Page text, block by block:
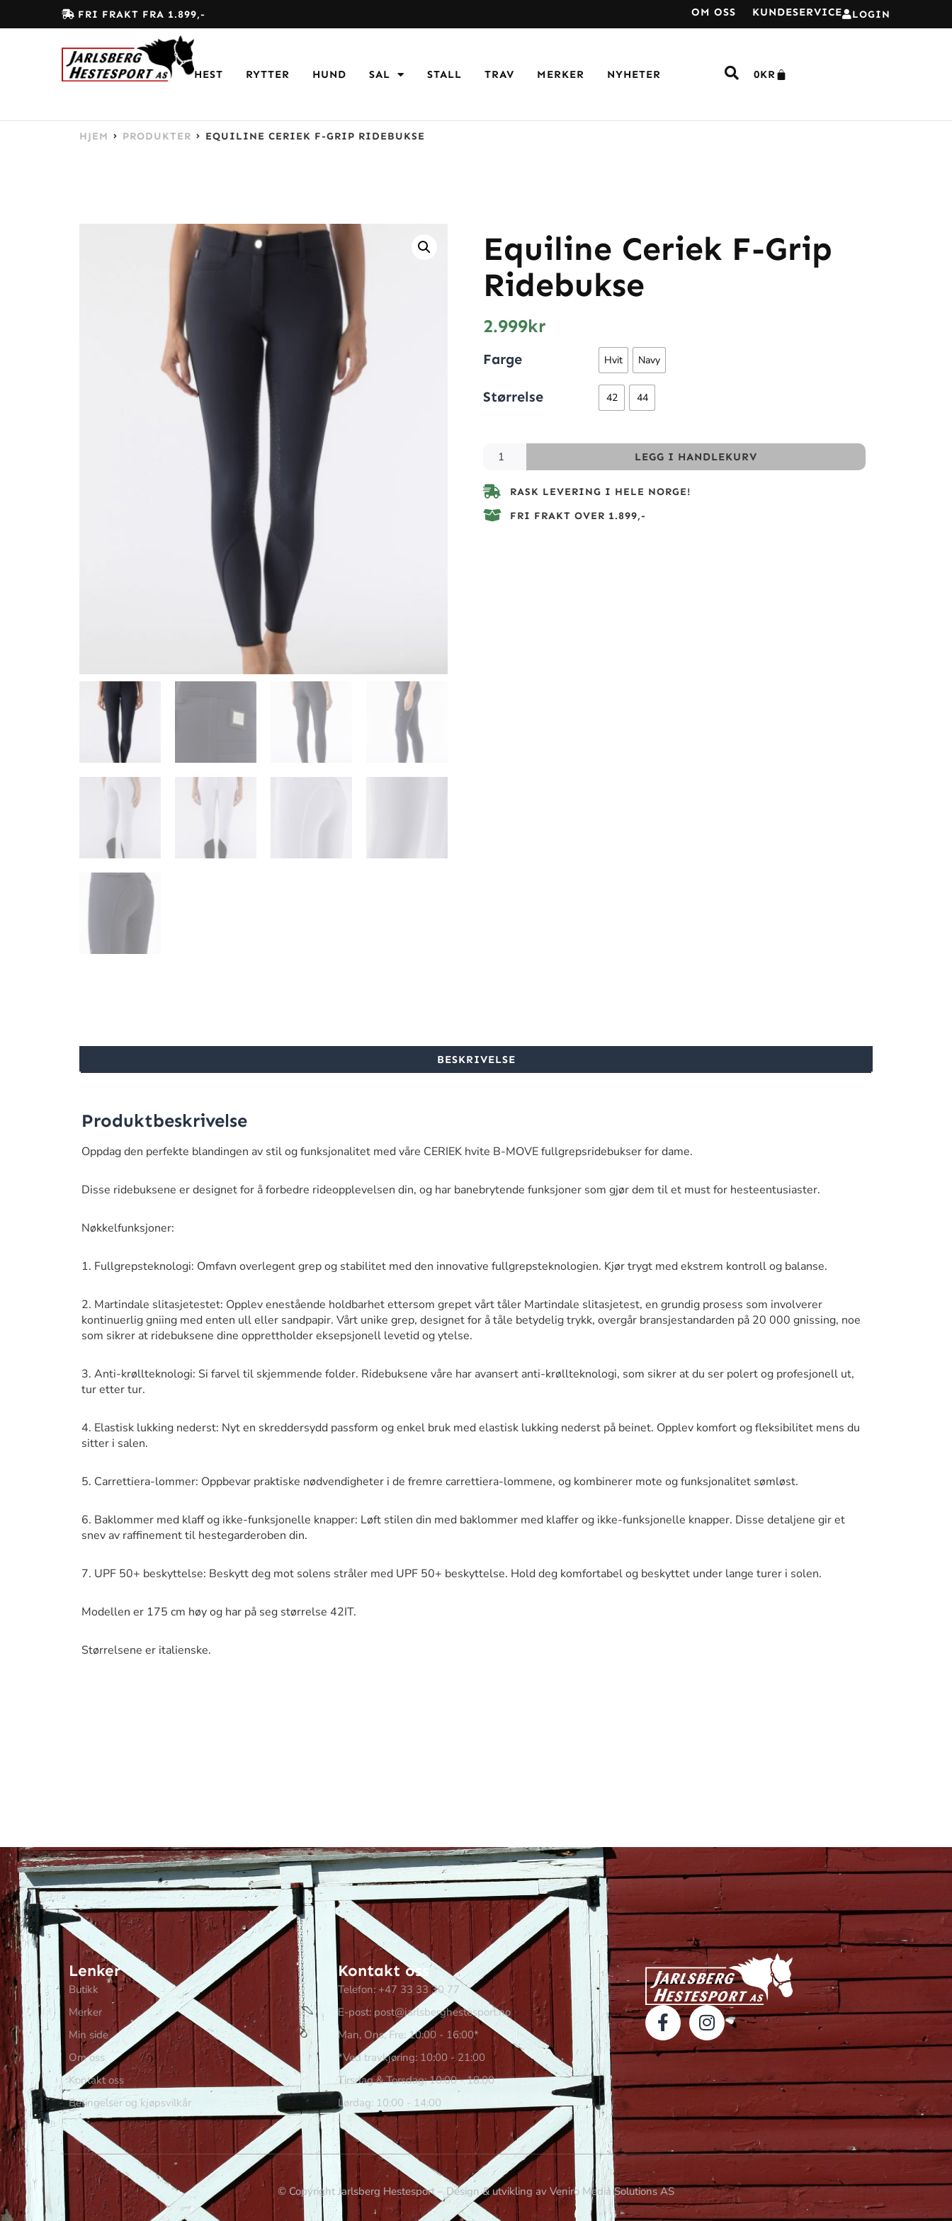
FRI FRAKT FRA 1.899,- LOGIN
OM OSS KUNDESERVICE
HEST RYTTER HUND SAL STALL TRAV MERKER NYHETER 0KR
HJEM PRODUKTER EQUILINE CERIEK F-GRIP RIDEBUKSE
Equiline Ceriek F-Grip
Ridebukse
2.999kr
Farge Hvit Navy
Størrelse 42 44
LEGG I HANDLEKURV
RASK LEVERING I HELE NORGE!
FRI FRAKT OVER 1.899,-
BESKRIVELSE
Produktbeskrivelse
Oppdag den perfekte blandingen av stil og funksjonalitet med våre CERIEK hvite B-MOVE fullgrepsridebukser for dame.
Disse ridebuksene er designet for å forbedre rideopplevelsen din, og har banebrytende funksjoner som gjør dem til et must for hesteentusiaster.
Nøkkelfunksjoner:
1. Fullgrepsteknologi: Omfavn overlegent grep og stabilitet med den innovative fullgrepsteknologien. Kjør trygt med ekstrem kontroll og balanse.
2. Martindale slitasjetestet: Opplev enestående holdbarhet ettersom grepet vårt tåler Martindale slitasjetest, en grundig prosess som involverer
kontinuerlig gniing med enten ull eller sandpapir. Vårt unike grep, designet for å tåle betydelig trykk, overgår bransjestandarden på 20 000 gnissing, noe
som sikrer at ridebuksene dine opprettholder eksepsjonell levetid og ytelse.
3. Anti-krøllteknologi: Si farvel til skjemmende folder. Ridebuksene våre har avansert anti-krøllteknologi, som sikrer at du ser polert og profesjonell ut,
tur etter tur.
4. Elastisk lukking nederst: Nyt en skreddersydd passform og enkel bruk med elastisk lukking nederst på beinet. Opplev komfort og fleksibilitet mens du
sitter i salen.
5. Carrettiera-lommer: Oppbevar praktiske nødvendigheter i de fremre carrettiera-lommene, og kombinerer mote og funksjonalitet sømløst.
6. Baklommer med klaff og ikke-funksjonelle knapper: Løft stilen din med baklommer med klaffer og ikke-funksjonelle knapper. Disse detaljene gir et
snev av raffinement til hestegarderoben din.
7. UPF 50+ beskyttelse: Beskytt deg mot solens stråler med UPF 50+ beskyttelse. Hold deg komfortabel og beskyttet under lange turer i solen.
Modellen er 175 cm høy og har på seg størrelse 42IT.
Størrelsene er italienske.
Lenker
Butikk
Merker
Min side
Om oss
Kontakt oss
Betingelser og kjøpsvilkår
Kontakt oss
Telefon: +47 33 33 30 77
E-post: post@jarlsberghestesport.no
Man, Ons, Fre: 10:00 - 16:00*
*Ved travkjøring: 10:00 - 21:00
Tirsdag & Torsdag: 10:00 - 18:00
Lørdag: 10:00 - 14:00
© Copyright Jarlsberg Hestesport – Design & utvikling av Veniro Media Solutions AS